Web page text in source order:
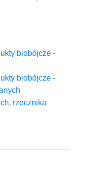
biobójcze -
biobójcze -
rzecznika